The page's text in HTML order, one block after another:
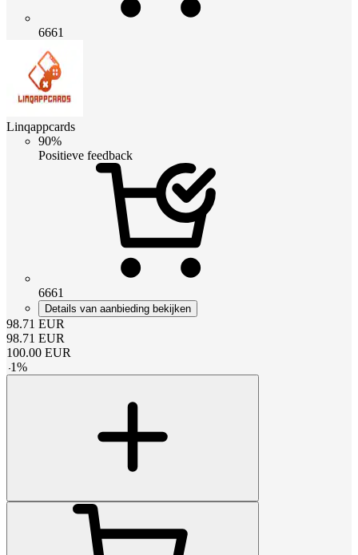
6661
Linqappcards
90%
Positieve feedback
6661
Details van aanbieding bekijken
98.71 EUR
98.71 EUR
100.00 EUR
-1%